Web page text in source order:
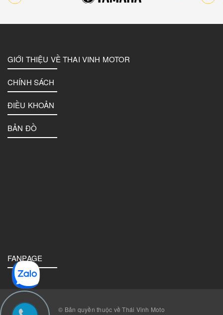
GIỚI THIỆU VỀ THAI VINH MOTOR
CHÍNH SÁCH
ĐIỀU KHOẢN
BẢN ĐỒ
FANPAGE
© Bản quyền thuộc về Thái Vinh Moto